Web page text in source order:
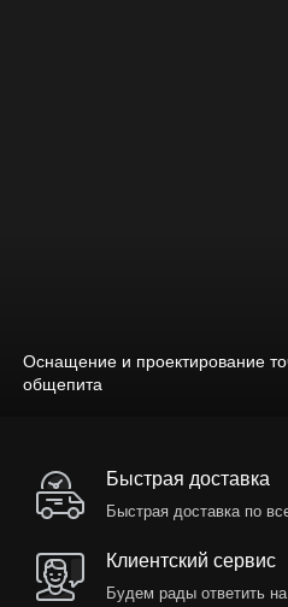
Оснащение и проектирование
общепита
Быстрая доставка
Быстрая доставка по
Клиентский сервис
Будем рады ответить